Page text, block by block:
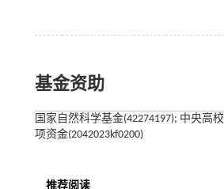
基金资助
国家自然科学基金(42274197); 中央高
项资金(2042023kf0200)